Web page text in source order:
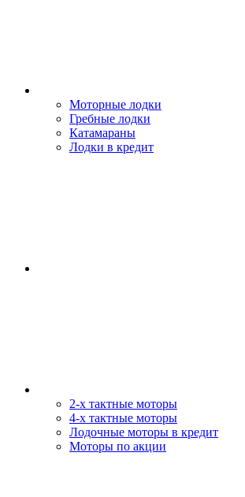
Моторные лодки
Гребные лодки
Катамараны
Лодки в кредит
2-х тактные моторы
4-х тактные моторы
Лодочные моторы в кредит
Моторы по акции